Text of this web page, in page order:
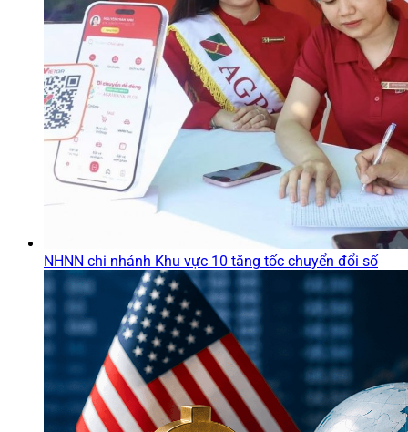
NHNN chi nhánh Khu vực 10 tăng tốc chuyển đổi số